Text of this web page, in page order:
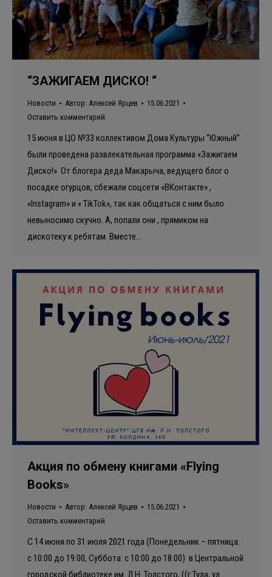
“ЗАЖИГАЕМ ДИСКО! “
Новости Автор: Алексей Ярцев
15.06.2021
Оставить комментарий
15 июня в ЦО №33 коллективом Дома Культуры “Южный”
были проведена развлекательная программа «Зажигаем
Диско!» От блогера деда Макарыча, ведущего блог о
посадке огурцов, сбежали соцсети «ВКонтакте» ,
«Instagram» и « TikTok», так как общаться с ним было
невыносимо скучно. А, попали они , прямиком на
дискотеку к ребятам. Вместе…
Акция по обмену книгами «Flying
Books»
Новости Автор: Алексей Ярцев
15.06.2021
Оставить комментарий
С 14 июня по 31 июля 2021 года (Понедельник – пятница:
с 10:00 до 19:00, Суббота: с 10:00 до 18:00) в Центральной
городской библиотеке им. Л.Н. Толстого, ((г Тула, ул.